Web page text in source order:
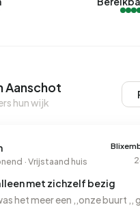
Aanschot
hun wijk
· Vrijstaand huis
met zichzelf bezig
het meer een ,,onze buurt ,,